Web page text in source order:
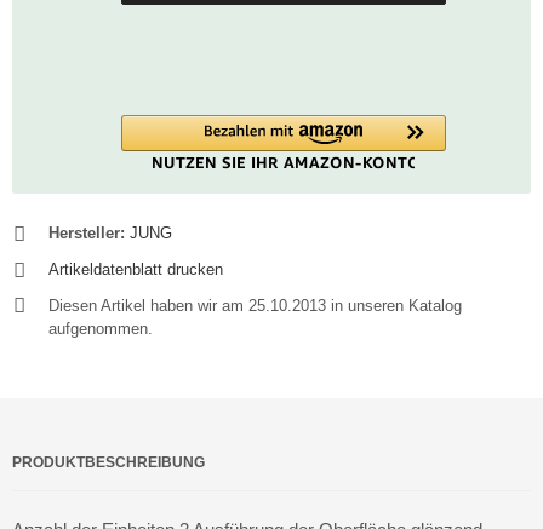
Hersteller: JUNG
Artikeldatenblatt drucken
Diesen Artikel haben wir am 25.10.2013 in unseren Katalog
aufgenommen.
PRODUKTBESCHREIBUNG